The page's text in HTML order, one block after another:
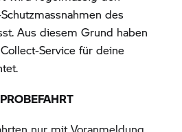
des
Aus diesem Grund haben
Service für deine
nur mit Voranmeldung